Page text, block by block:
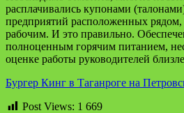
расплачивались купонами
предприятий расположенных рядом,
рабочим. И это правильно.
полноценным горячим питанием,
оценке работы руководителей
Бургер Кинг в Таганроге на
Post Views: 1 669